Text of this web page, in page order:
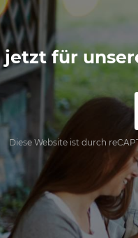
jetzt für
Diese Website ist durch